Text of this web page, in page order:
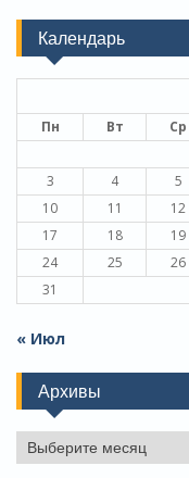
Календарь
Пн Вт Ср
3
4 5
10
11 12
17
18 19
24
25 26
31
« Июл
Архивы
Архивы